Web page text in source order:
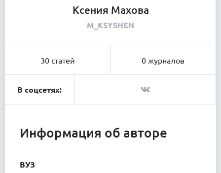
Ксения Махова
M_KSYSHEN
30 статей 0 журналов
В соцсетях:
Информация об авторе
ВУЗ